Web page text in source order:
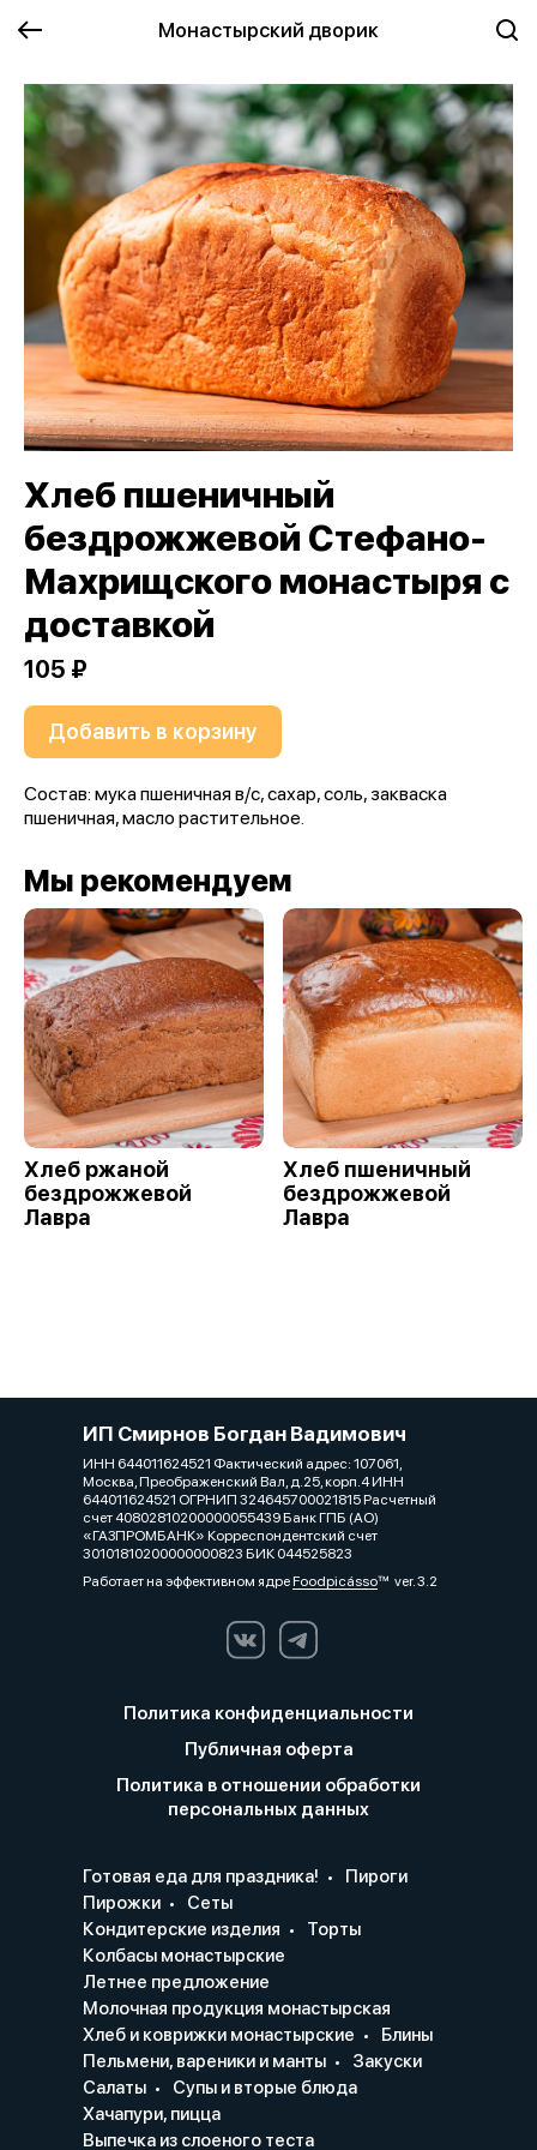
Монастырский дворик
Хлеб пшеничный
бездрожжевой Стефано-
Махрищского монастыря с
доставкой
105 ₽
Добавить в корзину
Состав: мука пшеничная в/с, сахар, соль, закваска
пшеничная, масло растительное.
Мы рекомендуем
Хлеб ржаной
бездрожжевой
Лавра
Хлеб пшеничный
бездрожжевой
Лавра
ИП Смирнов Богдан Вадимович
ИНН 644011624521 Фактический адрес: 107061,
Москва, Преображенский Вал, д.25, корп.4 ИНН
644011624521 ОГРНИП 324645700021815 Расчетный
счет 40802810200000055439 Банк ГПБ (АО)
«ГАЗПРОМБАНК» Корреспондентский счет
30101810200000000823 БИК 044525823
Работает на эффективном ядреFoodpicássover. 3.2
Политика конфиденциальности
Публичная оферта
Политика в отношении обработки
персональных данных
Готовая еда для праздника!
Пироги
Пирожки
Сеты
Кондитерские изделия
Торты
Колбасы монастырские
Летнее предложение
Молочная продукция монастырская
Хлеб и коврижки монастырские
Блины
Пельмени, вареники и манты
Закуски
Салаты
Супы и вторые блюда
Хачапури, пицца
Выпечка из слоеного теста